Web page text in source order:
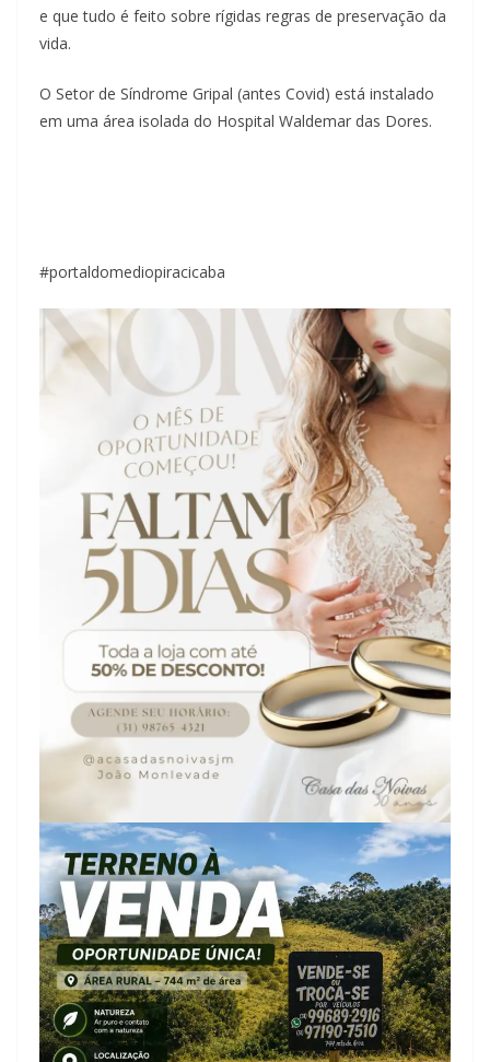
e que tudo é feito sobre rígidas regras de preservação da
vida.
O Setor de Síndrome Gripal (antes Covid) está instalado
em uma área isolada do Hospital Waldemar das Dores.
#portaldomediopiracicaba